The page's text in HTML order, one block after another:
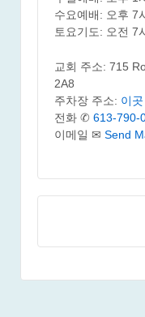
수요예배: 오후 7
토요기도: 오전 7
교회 주소: 715
2A8
주차장 주소: 이곳
전화 ✆ 613-790-
이메일 ✉ Send